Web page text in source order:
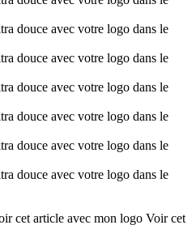
cet article avec mon logo Voir cet